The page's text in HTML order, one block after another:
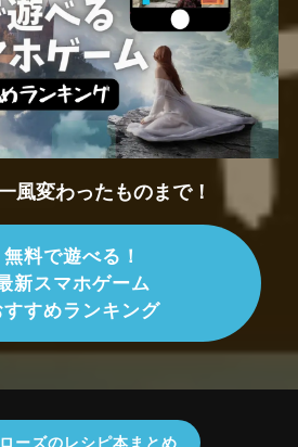
風変わったものまで！
無料で遊べる！
新スマホゲーム
すすめランキング
ーズのレシピ本まとめ